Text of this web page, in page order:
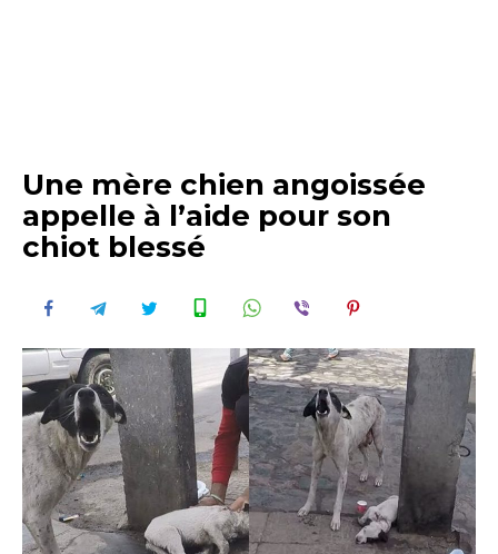
Une mère chien angoissée
appelle à l’aide pour son
chiot blessé